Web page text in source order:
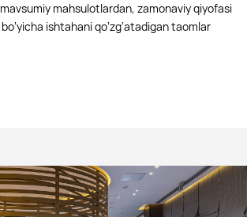
mahsulotlardan, zamonaviy qiyofasi
ishtahani qo‘zg‘atadigan taomlar